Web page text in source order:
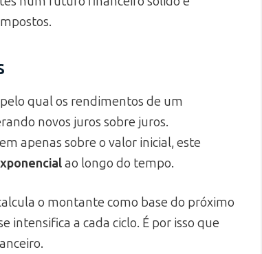
qual os rendimentos de um
novos juros sobre juros.
apenas sobre o valor inicial, este
ao longo do tempo.
o montante como base do próximo
intensifica a cada ciclo. É por isso que